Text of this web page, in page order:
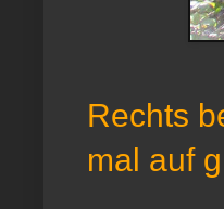
Rechts
mal auf